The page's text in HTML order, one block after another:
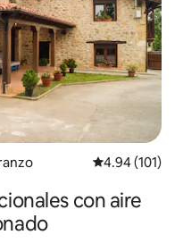
Calificación
4.94 (101)
con aire